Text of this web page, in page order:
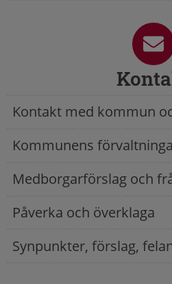
Kontakt med kommun
Kommunens
Medborgarförslag och
Påverka och överklaga
Synpunkter, förslag,